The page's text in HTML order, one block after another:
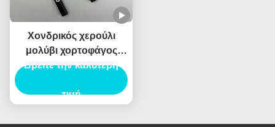
Χονδρικός χερούλι
μολύβι χορτοφάγος
κρεμαρό δοχείο
Logo ιδιωτική ετικέτα
Βρείτε την καλύτερη
τιμή